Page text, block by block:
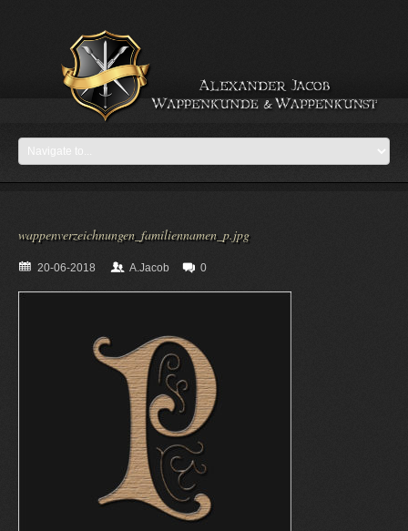
wappenverzeichnungen_familiennamen_p.jpg
20-06-2018 A.Jacob 0